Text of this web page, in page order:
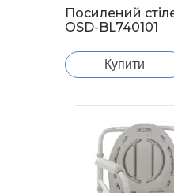
Посилений
OSD-BL740101
Купити